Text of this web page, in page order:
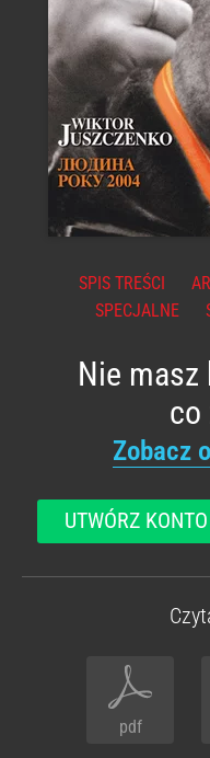
SPIS TREŚCI
SPECJALNE
Nie masz
co
Zobacz
UTWÓRZ KONTO
pdf